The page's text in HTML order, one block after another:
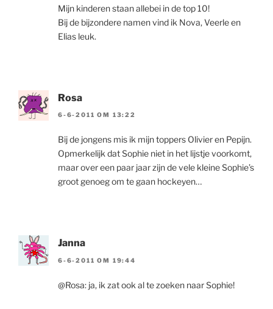
Mijn kinderen staan allebei in de top 10!
Bij de bijzondere namen vind ik Nova, Veerle en
Elias leuk.
Rosa
6-6-2011 OM 13:22
Bij de jongens mis ik mijn toppers Olivier en Pepijn.
Opmerkelijk dat Sophie niet in het lijstje voorkomt,
maar over een paar jaar zijn de vele kleine Sophie’s
groot genoeg om te gaan hockeyen…
Janna
6-6-2011 OM 19:44
@Rosa: ja, ik zat ook al te zoeken naar Sophie!